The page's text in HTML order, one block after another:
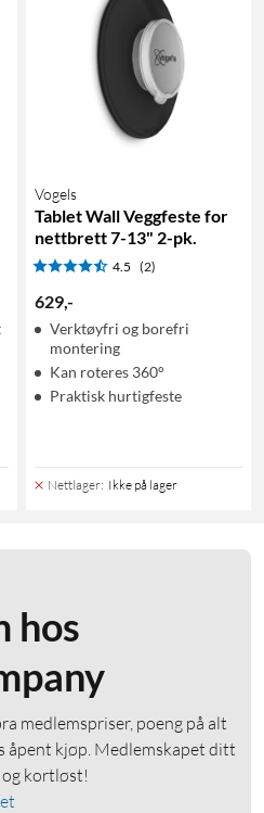
Vogels
Tablet Wall Veggfeste for
nettbrett 7-13" 2-pk.
4.5 (2)
629,-
Verktøyfri og borefri
montering
Kan roteres 360°
Praktisk hurtigfeste
Nettlager: Ikke på lager
hos
medlemspriser, poeng på alt
åpent kjøp. Medlemskapet ditt
kortløst!